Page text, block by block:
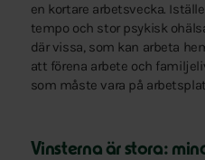
en kortare arbetsvecka.
tempo och stor psykisk
där vissa, som kan arbeta
att förena arbete och
som måste vara på
Vinsterna är stora: